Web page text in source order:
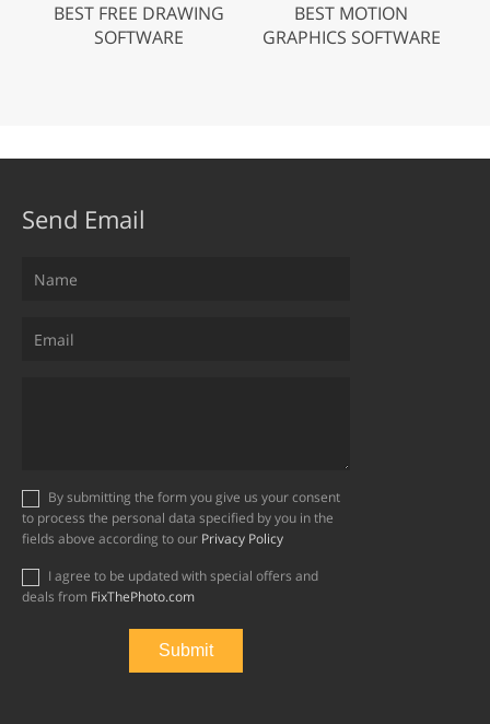
BEST FREE DRAWING
SOFTWARE
BEST MOTION
GRAPHICS SOFTWARE
Send Email
to process the personal data specified by you in the
fields above according to our Privacy Policy
deals from FixThePhoto.com